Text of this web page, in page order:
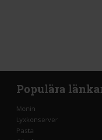
Populära
Monin
Lyxkonserver
Pasta